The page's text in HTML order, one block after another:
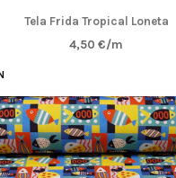
Tela Frida Tropical Loneta
4,50 €/m